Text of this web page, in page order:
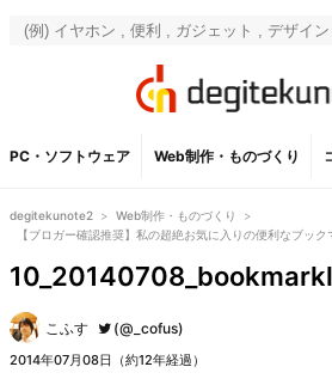
PC・ソフトウェア Web制作・ものづくり
degitekunote2 > Web制作・ものづくり
>
【ブロガー確認推奨】私の超絶お気に入りの便利なブッ
こふす (@_cofus)
2014年07月08日（約12年経過）